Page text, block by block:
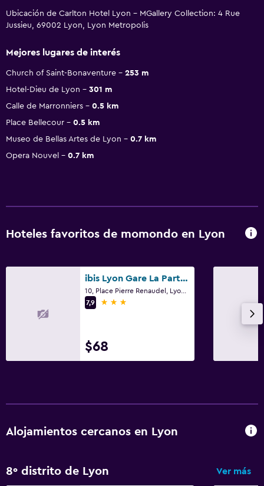
Ubicación de Carlton Hotel Lyon - MGallery Collection: 4 Rue
Jussieu, 69002 Lyon, Lyon Metropolis
Mejores lugares de interés
Church of Saint-Bonaventure
253 m
Hotel-Dieu de Lyon
301 m
Calle de Marronniers
0.5 km
Place Bellecour
0.5 km
Museo de Bellas Artes de Lyon
0.7 km
Opera Nouvel
0.7 km
Hoteles favoritos de momondo en Lyon
ibis Lyon Gare La Part-Dieu
7,9
3 estrellas
$68
Alojamientos cercanos en Lyon
8º distrito de Lyon Ver más